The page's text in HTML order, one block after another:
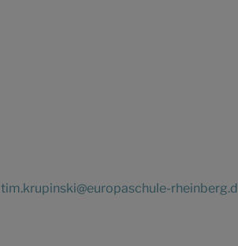
tim.krupinski@europaschule-